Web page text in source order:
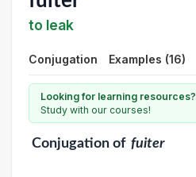
to leak
Conjugation Examples (16)
Looking for learning resources?
Study with our courses!
Conjugationof fuiter